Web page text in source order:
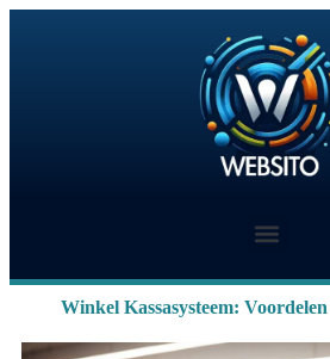
Winkel Kassasysteem: